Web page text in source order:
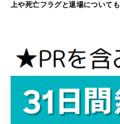
上や死亡フラグと退場についても